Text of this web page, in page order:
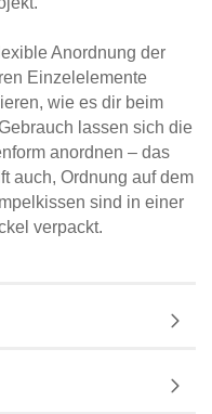
Anordnung der
Einzelelemente
wie es dir beim
lassen sich die
anordnen – das
auch, Ordnung auf dem
sind in einer
verpackt.